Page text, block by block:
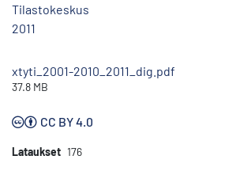
Tilastokeskus
2011
xtyti_2001-2010_2011_dig.pdf
37.8 MB
CC BY 4.0
Lataukset 176